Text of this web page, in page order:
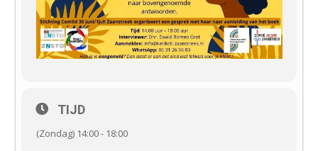
TIJD
(Zondag) 14:00 - 18:00